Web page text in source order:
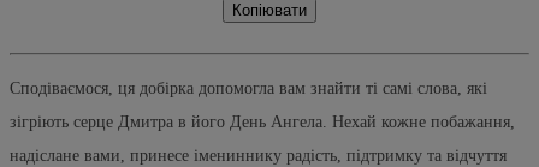
Копіювати
Сподіваємося, ця добірка допомогла вам знайти ті самі слова, які
зігріють серце Дмитра в його День Ангела. Нехай кожне побажання,
надіслане вами, принесе імениннику радість, підтримку та відчуття